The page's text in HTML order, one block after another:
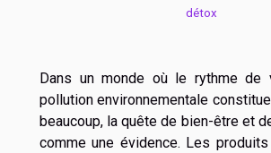
détox
Dans un monde où le rythme
pollution environnementale
beaucoup, la quête de bien-être et
comme une évidence. Les